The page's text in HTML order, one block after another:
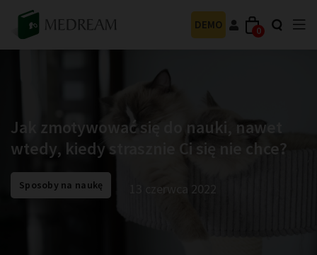
DEMO 0
Jak zmotywować się do nauki, nawet
wtedy, kiedy strasznie Ci się nie chce?
Sposoby na naukę 13 czerwca 2022